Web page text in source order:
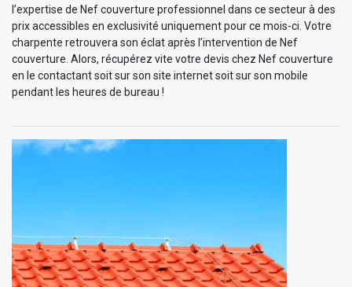
l’expertise de Nef couverture professionnel dans ce secteur à des
prix accessibles en exclusivité uniquement pour ce mois-ci. Votre
charpente retrouvera son éclat après l’intervention de Nef
couverture. Alors, récupérez vite votre devis chez Nef couverture
en le contactant soit sur son site internet soit sur son mobile
pendant les heures de bureau !